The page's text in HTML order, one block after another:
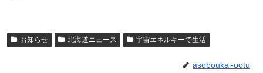
お知らせ 北海道ニュース 宇宙エネルギーで生活
asoboukai-ootu